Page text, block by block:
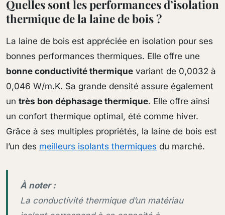
Quelles sont les performances d’isolation
thermique de la laine de bois ?
La laine de bois est appréciée en isolation pour ses
bonnes performances thermiques. Elle offre une
bonne conductivité thermique variant de 0,0032 à
0,046 W/m.K. Sa grande densité assure également
un très bon déphasage thermique. Elle offre ainsi
un confort thermique optimal, été comme hiver.
Grâce à ses multiples propriétés, la laine de bois est
l’un des meilleurs isolants thermiques du marché.
À noter :
La conductivité thermique d’un matériau